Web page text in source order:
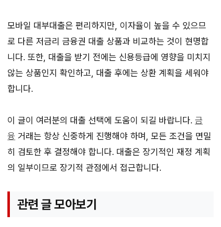
모바일 대부대출은 편리하지만, 이자율이 높을 수 있으므
로 다른 저금리 금융권 대출 상품과 비교하는 것이 현명합
니다. 또한, 대출을 받기 전에는 신용등급에 영향을 미치지
않는 상품인지 확인하고, 대출 후에는 상환 계획을 세워야
합니다.
이 글이 여러분의 대출 선택에 도움이 되길 바랍니다. 금
융 거래는 항상 신중하게 진행해야 하며, 모든 조건을 면밀
히 검토한 후 결정해야 합니다. 대출은 장기적인 재정 계획
의 일부이므로 장기적 관점에서 접근합니다.
관련 글 모아보기